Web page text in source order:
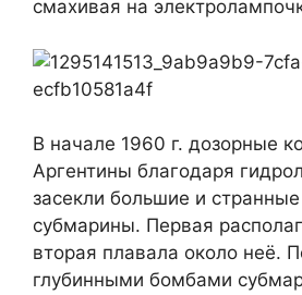
смахивая на
В начале 1960 г. дозорные
Аргентины благодаря
засекли большие и
субмарины. Первая
вторая плавала около неё.
глубинными бомбами